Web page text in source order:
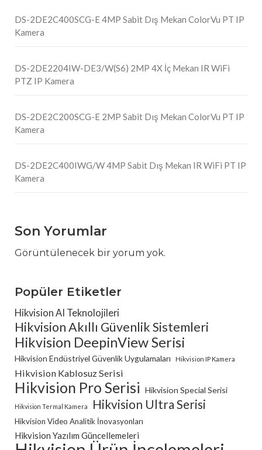
DS-2DE2C400SCG-E 4MP Sabit Dış Mekan ColorVu PT IP
Kamera
DS-2DE2204IW-DE3/W(S6) 2MP 4X İç Mekan IR WiFi
PTZ IP Kamera
DS-2DE2C200SCG-E 2MP Sabit Dış Mekan ColorVu PT IP
Kamera
DS-2DE2C400IWG/W 4MP Sabit Dış Mekan IR WiFi PT IP
Kamera
Son Yorumlar
Görüntülenecek bir yorum yok.
Popüler Etiketler
Hikvision AI Teknolojileri
Hikvision Akıllı Güvenlik Sistemleri
Hikvision DeepinView Serisi
Hikvision Endüstriyel Güvenlik Uygulamaları Hikvision IP Kamera
Hikvision Kablosuz Serisi
Hikvision Pro Serisi Hikvision Special Serisi
Hikvision Termal Kamera Hikvision Ultra Serisi
Hikvision Video Analitik İnovasyonları
Hikvision Yazılım Güncellemeleri